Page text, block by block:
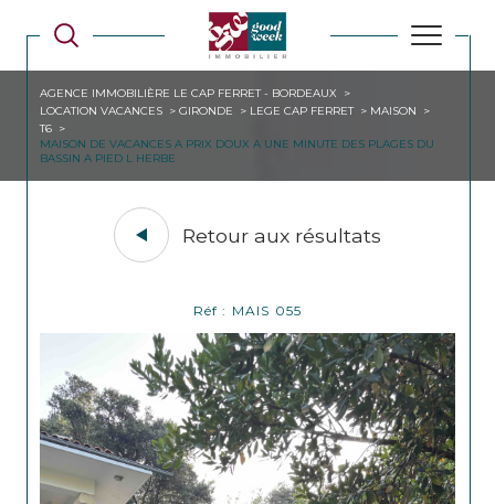
AGENCE IMMOBILIÈRE LE CAP FERRET - BORDEAUX
LOCATION VACANCES
GIRONDE LEGE CAP FERRET
MAISON
T6
MAISON DE VACANCES A PRIX DOUX A UNE MINUTE DES PLAGES DU
BASSIN A PIED L HERBE
Retour aux résultats
Réf : MAIS 055